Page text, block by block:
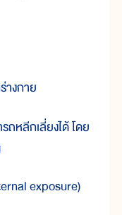
างกาย
ถหลีกเลี่ยงได้ โดย
exposure)